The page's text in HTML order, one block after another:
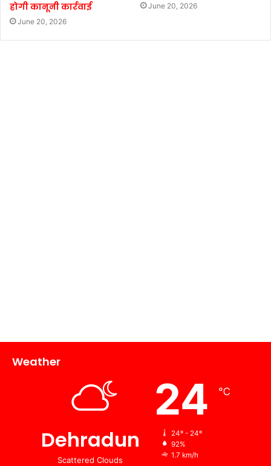
होगी कानूनी कार्रवाई
June 20, 2026
June 20, 2026
Weather
Dehradun
Scattered Clouds
24 ℃
24º - 24º
92%
1.7 km/h